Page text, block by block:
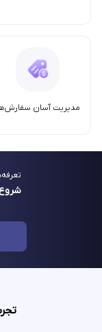
مدیریت آسان